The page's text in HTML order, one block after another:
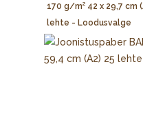
170 g/m² 42 x 29,7 cm
lehte - Loodusvalge